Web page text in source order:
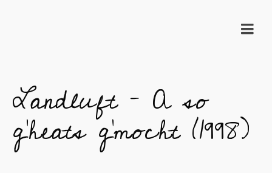
Landluft – A so
g’heats g’mocht (1998)